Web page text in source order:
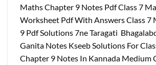
Maths Chapter 9 Notes Pdf Class 7
Worksheet Pdf With Answers Class 7
9 Pdf Solutions 7ne Taragati
Ganita Notes Kseeb Solutions For
Chapter 9 Notes In Kannada Medium